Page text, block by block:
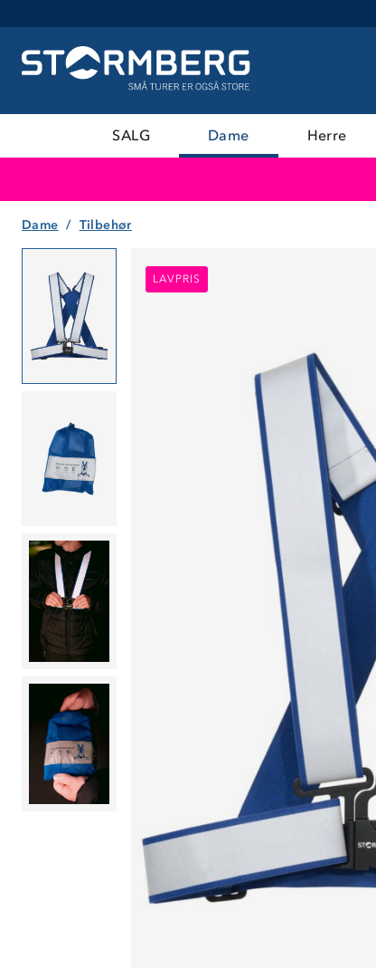
SALG Dame Herre
Dame Tilbehør
LAVPRIS
LAVPRIS